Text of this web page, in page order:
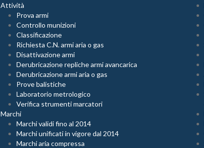
Attività
Prova armi
Controllo munizioni
Classificazione
Richiesta C.N. armi aria o gas
Disattivazione armi
Derubricazione repliche armi avancarica
Derubricazione armi aria o gas
Prove balistiche
Laboratorio metrologico
Verifica strumenti marcatori
Marchi
Marchi validi fino al 2014
Marchi unificati in vigore dal 2014
Marchi aria compressa